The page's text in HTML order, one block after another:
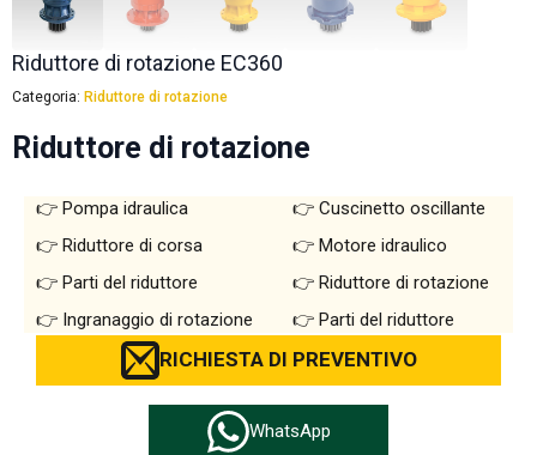
Riduttore di rotazione EC360
Categoria: Riduttore di rotazione
Riduttore di rotazione
Pompa idraulica
Riduttore di corsa
Parti del riduttore
Ingranaggio di rotazione
Cuscinetto oscillante
Motore idraulico
Riduttore di rotazione
Parti del riduttore
RICHIESTA DI PREVENTIVO
WhatsApp